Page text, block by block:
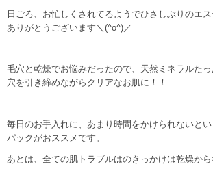
日ごろ、お忙しくされてるようでひさしぶりのエ
ありがとうございます＼(^o^)／
毛穴と乾燥でお悩みだったので、天然ミネラルた
穴を引き締めながらクリアなお肌に！！
毎日のお手入れに、あまり時間をかけられないと
パックがおススメです。
あとは、全ての肌トラブルはのきっかけは乾燥か